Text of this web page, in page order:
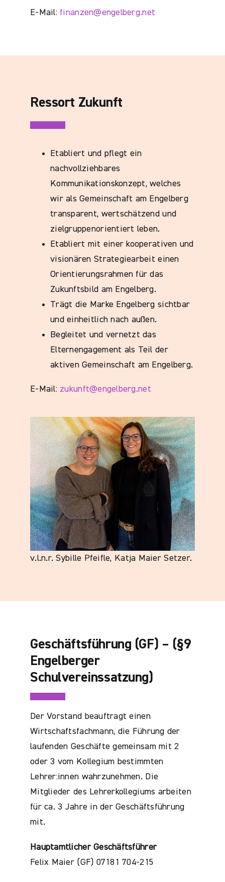
E-Mail: finanzen@engelberg.net
Ressort Zukunft
Etabliert und pflegt ein
nachvollziehbares
Kommunikationskonzept, welches
wir als Gemeinschaft am Engelberg
transparent, wertschätzend und
zielgruppenorientiert leben.
Etabliert mit einer kooperativen und
visionären Strategiearbeit einen
Orientierungsrahmen für das
Zukunftsbild am Engelberg.
Trägt die Marke Engelberg sichtbar
und einheitlich nach außen.
Begleitet und vernetzt das
Elternengagement als Teil der
aktiven Gemeinschaft am Engelberg.
E-Mail: zukunft@engelberg.net
v.l.n.r. Sybille Pfeifle, Katja Maier Setzer.
Geschäftsführung (GF) – (§9
Engelberger
Schulvereinssatzung)
Der Vorstand beauftragt einen
Wirtschaftsfachmann, die Führung der
laufenden Geschäfte gemeinsam mit 2
oder 3 vom Kollegium bestimmten
Lehrer:innen wahrzunehmen. Die
Mitglieder des Lehrerkollegiums arbeiten
für ca. 3 Jahre in der Geschäftsführung
mit.
Hauptamtlicher Geschäftsführer
Felix Maier (GF) 07181 704-215